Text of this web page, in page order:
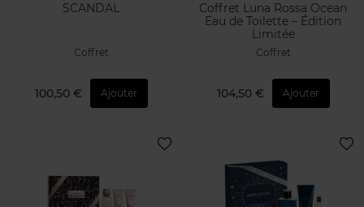
SCANDAL
Coffret
100,50 € Ajouter
Coffret Luna Rossa Ocean
Eau de Toilette – Édition
Limitée
Coffret
104,50 € Ajouter